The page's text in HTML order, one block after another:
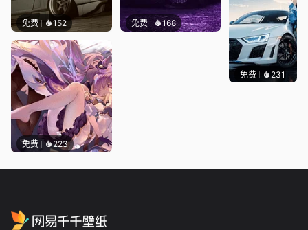
免费 152 免费 168
免费 223
免费 231Ado